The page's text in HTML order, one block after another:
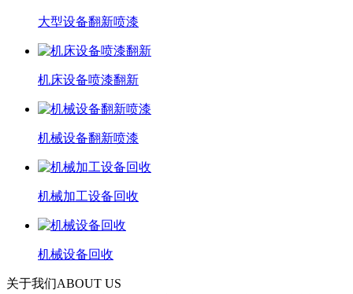
大型设备翻新喷漆
机床设备喷漆翻新
机械设备翻新喷漆
机械加工设备回收
机械设备回收
关于我们ABOUT US